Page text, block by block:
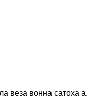
веза вонна сатоха а.